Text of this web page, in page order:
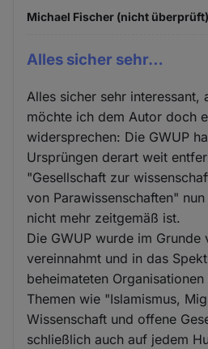
Michael Fischer (nicht überprüft)
Alles sicher sehr…
Alles sicher sehr interessant,
möchte ich dem Autor doch
widersprechen: Die GWUP
Ursprüngen derart weit
"Gesellschaft zur
von Parawissenschaften"
nicht mehr zeitgemäß ist.
Die GWUP wurde im Grunde
vereinnahmt und in das
beheimateten
Themen wie "Islamismus,
Wissenschaft und offene
schließlich auch auf jedem